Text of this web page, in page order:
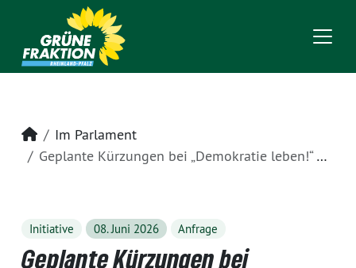
Startseite
Im Parlament
Geplante Kürzungen bei „Demokratie leben!“ – Auswirkungen auf Demokratie arbeit und Extremismusprävention in Rheinland-Pfalz
Initiative 08. Juni 2026 Anfrage
Geplante Kürzungen bei